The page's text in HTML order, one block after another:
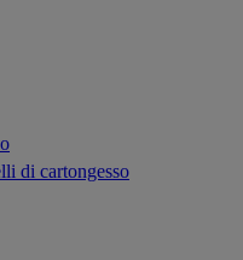
di cartongesso